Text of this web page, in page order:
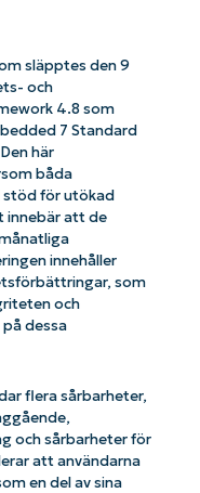
släpptes den 9
och
4.8 som
7 Standard
här
båda
stöd för utökad
innebär att de
innehåller
som
och
dessa
flera sårbarheter,
och sårbarheter för
att användarna
en del av sina